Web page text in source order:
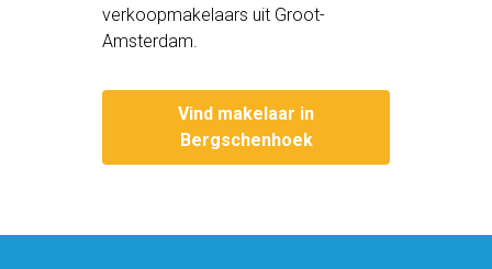
verkoopmakelaars uit Groot-
Amsterdam.
Vind makelaar in
Bergschenhoek